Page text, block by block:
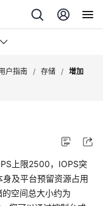
户指南 / 存储 / 增加
上限2500，IOPS突
及平台预留资源占用
空间总大小约为